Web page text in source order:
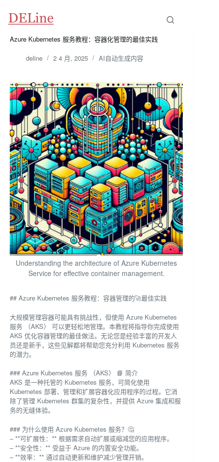
Azure Kubernetes 服务教程：容器化管理的最佳实践
deline 2 4 月, 2025 AI自动生成内容
Understanding the architecture of Azure Kubernetes
Service for effective container management.
## Azure Kubernetes 服务教程：容器管理的🚀最佳实践
大规模管理容器可能具有挑战性，但使用 Azure Kubernetes
服务 （AKS） 可以更轻松地管理。本教程将指导你完成使用
AKS 优化容器管理的最佳做法。无论您是经验丰富的开发人
员还是新手，这些见解都将帮助您充分利用 Kubernetes 服务
的潜力。
### Azure Kubernetes 服务 （AKS） 📘 简介
AKS 是一种托管的 Kubernetes 服务，可简化使用
Kubernetes 部署、管理和扩展容器化应用程序的过程。它消
除了管理 Kubernetes 群集的复杂性，并提供 Azure 集成和服
务的无缝体验。
### 为什么使用 Azure Kubernetes 服务？🤔
– **可扩展性：** 根据需求自动扩展或缩减您的应用程序。
– **安全性：** 受益于 Azure 的内置安全功能。
– **效率：** 通过自动更新和维护减少管理开销。